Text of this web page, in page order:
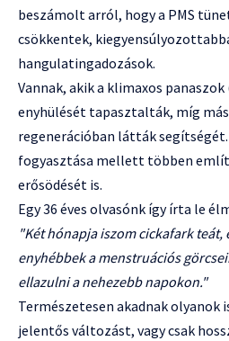
beszámolt arról, hogy a PMS
csökkentek,
hangulatingadozások.
Vannak, akik a klimaxos
enyhülését tapasztalták, míg
regenerációban látták segítségét.
fogyasztása mellett többen
erősödését is.
Egy 36 éves olvasónk így írta le
"Két hónapja iszom cickafark teát,
enyhébbek a menstruációs
ellazulni a nehezebb napokon."
Természetesen akadnak
jelentős változást, vagy csak